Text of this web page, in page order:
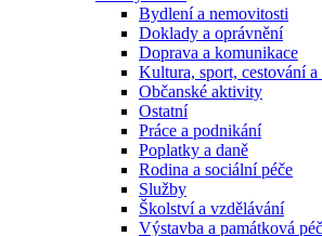
Bydlení a nemovitosti
Doklady a oprávnění
Doprava a komunikace
Kultura, sport, cestování
Občanské aktivity
Ostatní
Práce a podnikání
Poplatky a daně
Rodina a sociální péče
Služby
Školství a vzdělávání
Výstavba a památková